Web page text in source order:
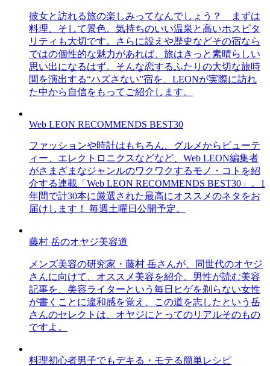
彼女と訪れる旅の楽しみってなんでしょう？ まずは
料理、そして景色。気持ちのいい温泉と高いホスピタ
リティも大切です。さらに設えや歴史などその宿なら
ではの個性的な魅力があれば、旅はきっと素晴らしい
思い出になるはず。そんな恋するふたりの大切な旅時
間を演出する“ハズさない”宿を、LEONが実際に訪れ
た中から自信をもってご紹介します。
Web LEON RECOMMENDS BEST30
ファッションや時計はもちろん、グルメからビューテ
ィー、エレクトロニクスなどなど、Web LEON編集者
がさまざまなジャンルのワクワクするモノ・コトを紹
介する連載「Web LEON RECOMMENDS BEST30」。1
年間で計30本に厳選された最高にオススメのネタをお
届けします！ 毎週土曜日公開予定。
藤村 岳のオヤジ美容道
メンズ美容の研究家・藤村 岳さんが、同世代のオヤジ
さんに向けて、オススメ美容を紹介。男性が読む美容
記事を、美容ライターという毎日ヒゲを剃らない女性
が書くことに違和感を覚え、この道を志したという岳
さんのセレクトは、オヤジにとってのリアルそのもの
ですよ。
料理初心者男子でもデキる・モテる簡単レシピ